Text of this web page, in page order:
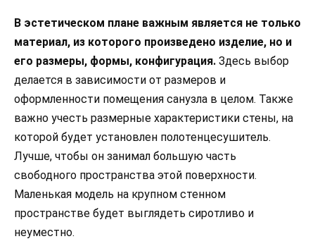
В эстетическом плане важным является не только
материал, из которого произведено изделие, но и
его размеры, формы, конфигурация. Здесь выбор
делается в зависимости от размеров и
оформленности помещения санузла в целом. Также
важно учесть размерные характеристики стены, на
которой будет установлен полотенцесушитель.
Лучше, чтобы он занимал большую часть
свободного пространства этой поверхности.
Маленькая модель на крупном стенном
пространстве будет выглядеть сиротливо и
неуместно.